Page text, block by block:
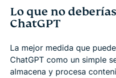
Lo que no
ChatGPT
La mejor medida que
ChatGPT como un simple
almacena y procesa